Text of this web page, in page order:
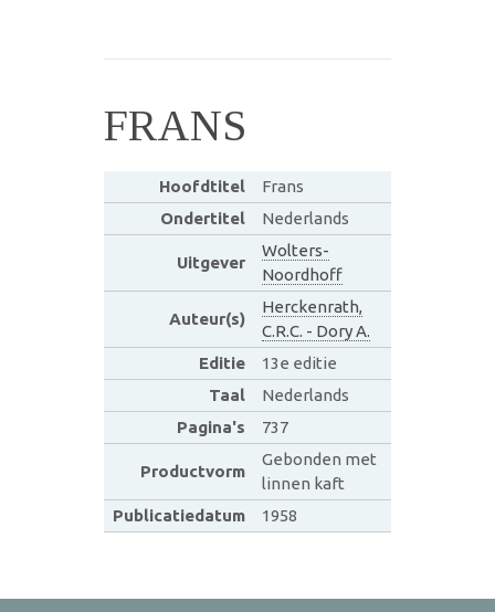
FRANS
Hoofdtitel
Frans
Ondertitel
Nederlands
Uitgever
Wolters-
Noordhoff
Auteur(s)
Herckenrath,
C.R.C. - Dory A.
Editie
13e editie
Taal
Nederlands
Pagina's
737
Productvorm
Gebonden met
linnen kaft
Publicatiedatum
1958